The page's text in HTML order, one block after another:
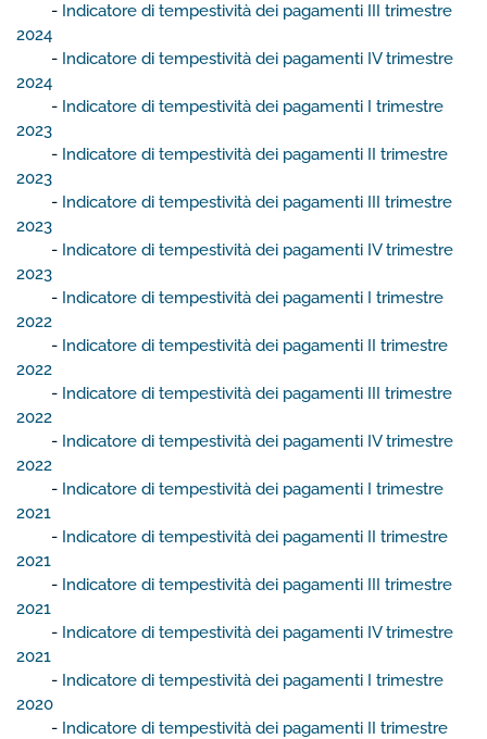
- Indicatore di tempestività dei pagamenti III trimestre
2024
- Indicatore di tempestività dei pagamenti IV trimestre
2024
- Indicatore di tempestività dei pagamenti I trimestre
2023
- Indicatore di tempestività dei pagamenti II trimestre
2023
- Indicatore di tempestività dei pagamenti III trimestre
2023
- Indicatore di tempestività dei pagamenti IV trimestre
2023
- Indicatore di tempestività dei pagamenti I trimestre
2022
- Indicatore di tempestività dei pagamenti II trimestre
2022
- Indicatore di tempestività dei pagamenti III trimestre
2022
- Indicatore di tempestività dei pagamenti IV trimestre
2022
- Indicatore di tempestività dei pagamenti I trimestre
2021
- Indicatore di tempestività dei pagamenti II trimestre
2021
- Indicatore di tempestività dei pagamenti III trimestre
2021
- Indicatore di tempestività dei pagamenti IV trimestre
2021
- Indicatore di tempestività dei pagamenti I trimestre
2020
- Indicatore di tempestività dei pagamenti II trimestre